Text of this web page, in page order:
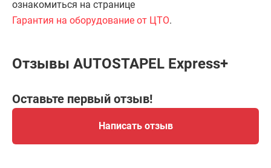
ознакомиться на странице
Гарантия на оборудование от ЦТО.
Отзывы AUTOSTAPEL Express+
Оставьте первый отзыв!
Написать отзыв